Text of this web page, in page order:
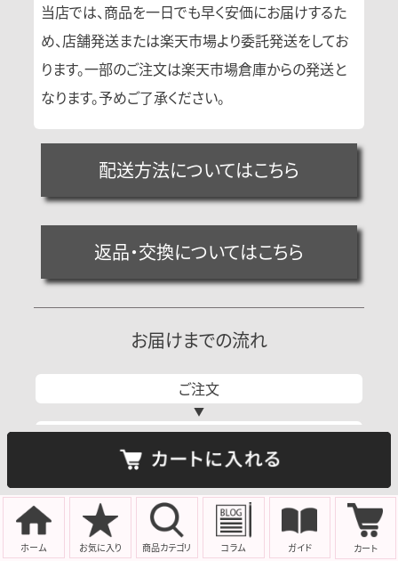
ホーム お気に入り 商品カテゴリ コラム ガイド カート
当店では、商品を一日でも早く安価にお届けするた
め、店舗発送または楽天市場より委託発送をしてお
ります。一部のご注文は楽天市場倉庫からの発送と
なります。予めご了承ください。
配送方法についてはこちら
返品・交換についてはこちら
お届けまでの流れ
ご注文
自動送信メール配信
当店からのご注文確認メール送信
当店からの配送完了メール 送信